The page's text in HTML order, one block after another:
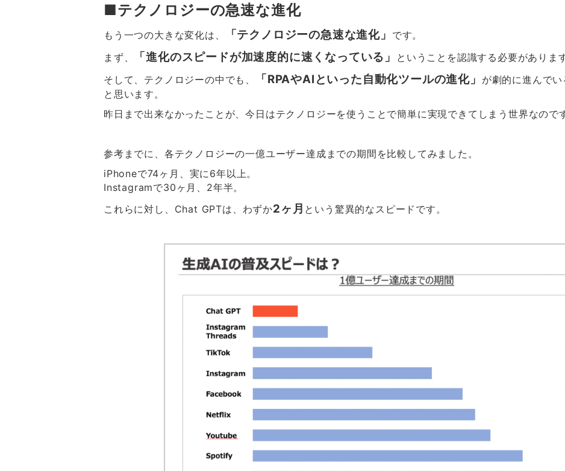
■テクノロジーの急速な進化
もう一つの大きな変化は、 「テクノロジーの急速な進化」 です。
まず、
「進化のスピードが加速度的に速くなっている」
ということを認識する必要があります
そして、テクノロジーの中でも、
「RPAやAIといった自動化ツールの進化」 が劇的に進んで
と思います。
昨日まで出来なかったことが、今日はテクノロジーを使うことで簡単に実現できてしまう世界なので
参考までに、各テクノロジーの一億ユーザー達成までの期間を比較してみました。
iPhoneで74ヶ月、実に6年以上。
Instagramで30ヶ月、2年半。
これらに対し、Chat GPTは、わずか2ヶ月 という驚異的なスピードです。